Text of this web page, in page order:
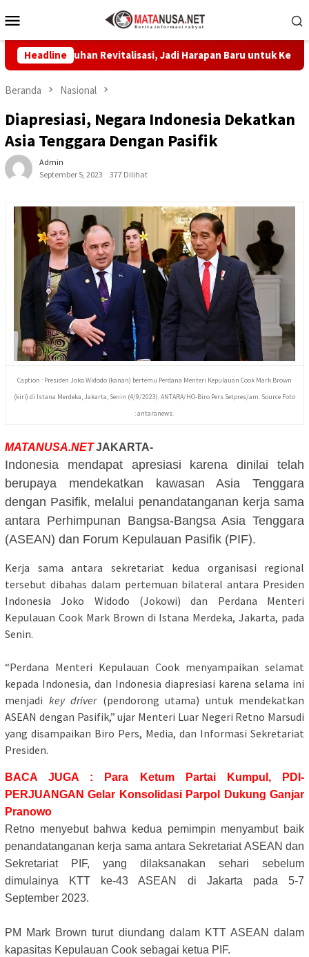
ke
Mobile
Headline
Sentuhan Revitalisasi, Jadi Harapan Baru untuk Kenyamanan
Beranda Nasional
Diapresiasi, Negara Indonesia Dekatkan
Asia Tenggara Dengan Pasifik
Admin
September 5, 2023
377 Dilihat
Caption : Presiden Joko Widodo (kanan) bertemu Perdana Menteri Kepulauan Cook Mark Brown
(kiri) di Istana Merdeka, Jakarta, Senin (4/9/2023). ANTARA/HO-Biro Pers Setpres/am. Source Foto
: antaranews.
MATANUSA.NETJAKARTA-
Indonesia mendapat apresiasi karena dinilai telah
berupaya mendekatkan kawasan Asia Tenggara
dengan Pasifik, melalui penandatanganan kerja sama
antara Perhimpunan Bangsa-Bangsa Asia Tenggara
(ASEAN) dan Forum Kepulauan Pasifik (PIF).
Kerja sama antara sekretariat kedua organisasi regional
tersebut dibahas dalam pertemuan bilateral antara Presiden
Indonesia Joko Widodo (Jokowi) dan Perdana Menteri
Kepulauan Cook Mark Brown di Istana Merdeka, Jakarta, pada
Senin.
“Perdana Menteri Kepulauan Cook menyampaikan selamat
kepada Indonesia, dan Indonesia diapresiasi karena selama ini
menjadi key driver (pendorong utama) untuk mendekatkan
ASEAN dengan Pasifik,” ujar Menteri Luar Negeri Retno Marsudi
yang disampaikan Biro Pers, Media, dan Informasi Sekretariat
Presiden.
BACA JUGA : Para Ketum Partai Kumpul, PDI-
PERJUANGAN Gelar Konsolidasi Parpol Dukung Ganjar
Pranowo
Retno menyebut bahwa kedua pemimpin menyambut baik
penandatanganan kerja sama antara Sekretariat ASEAN dan
Sekretariat PIF, yang dilaksanakan sehari sebelum
dimulainya KTT ke-43 ASEAN di Jakarta pada 5-7
September 2023.
PM Mark Brown turut diundang dalam KTT ASEAN dalam
kapasitas Kepulauan Cook sebagai ketua PIF.